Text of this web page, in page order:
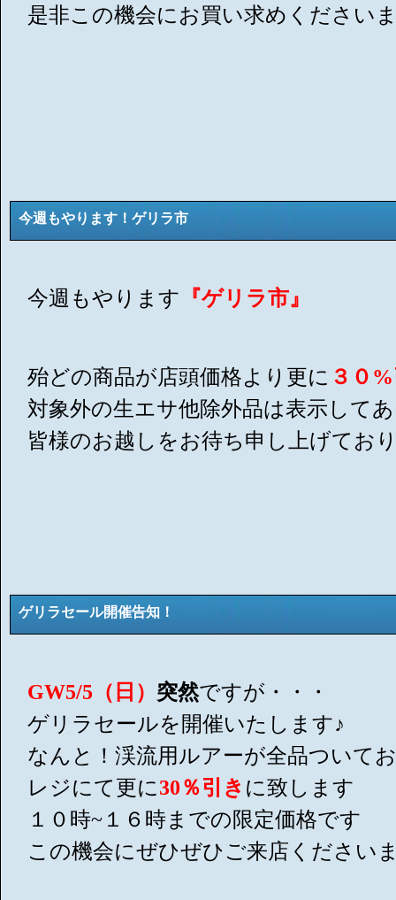
是非この機会にお買い求めください
今週もやります！ゲリラ市
今週もやります 『ゲリラ市』
殆どの商品が店頭価格より更に ３０
対象外の生エサ他除外品は表示して
皆様のお越しをお待ち申し上げてお
ゲリラセール開催告知！
GW5/5（日） 突然ですが・・・
ゲリラセールを開催いたします♪
なんと！渓流用ルアーが全品ついて
レジにて更に30％引き に致します
１０時~１６時までの限定価格です
この機会にぜひぜひご来店ください